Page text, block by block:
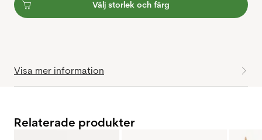
Välj storlek och färg
Visa mer information
Relaterade produkter